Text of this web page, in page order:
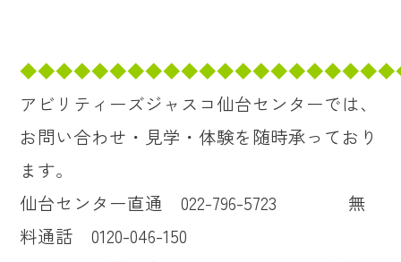
アビリティーズジャスコ仙台センターでは、
お問い合わせ・見学・体験を随時承っており
ます。
仙台センター直通 022-796-5723 無
料通話 0120-046-150